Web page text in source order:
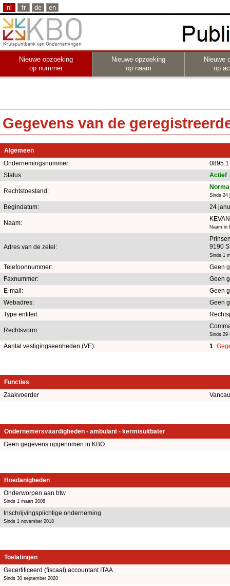
nl fr de en
Nieuwe opzoeking
op nummer
Nieuwe opzoeking
op naam
Nieuwe
op
Gegevens van de
Algemeen
Ondernemingsnummer:
Status:
Actief
Rechtstoestand:
Sinds 24
Begindatum: 24
Naam:
Naam in
Adres van de zetel:
9190
Sinds 1
Telefoonnummer:
Geen
Faxnummer:
Geen
E-mail:
Geen
Webadres:
Geen
Type entiteit:
Rechtsvorm:
Sinds 29
Aantal vestigingseenheden (VE): 1
Functies
Zaakvoerder
Ondernemersvaardigheden - ambulant - kermisuitbater
Geen gegevens opgenomen in KBO.
Hoedanigheden
Onderworpen aan btw
Sinds 1 maart 2008
Inschrijvingsplichtige onderneming
Sinds 1 november 2018
Toelatingen
Gecertificeerd (fiscaal) accountant ITAA
Sinds 30 september 2020